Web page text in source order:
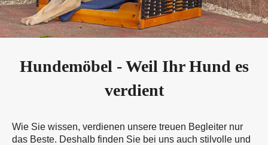
Hundemöbel - Weil Ihr Hund es
verdient
Wie Sie wissen, verdienen unsere treuen Begleiter nur
das Beste. Deshalb finden Sie bei uns auch stilvolle und